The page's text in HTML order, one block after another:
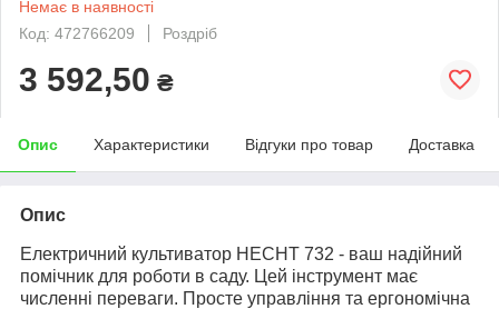
Немає в наявності
Код: 472766209
Роздріб
3 592,50 ₴
Опис Характеристики Відгуки про товар Доставка
Опис
Електричний культиватор HECHT 732 - ваш надійний
помічник для роботи в саду. Цей інструмент має
численні переваги. Просте управління та ергономічна